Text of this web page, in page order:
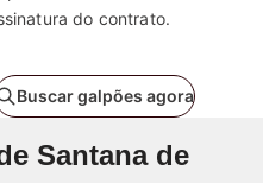
do contrato.
Buscar galpões agora
Santana de